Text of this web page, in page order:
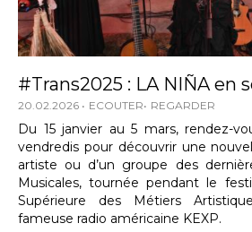
#Trans2025 : LA NIÑA en
20.02.2026 ECOUTER REGARDER
Du 15 janvier au 5 mars, rendez-
vendredis pour découvrir une
artiste ou d’un groupe des
Musicales, tournée pendant le
Supérieure des Métiers
fameuse radio américaine KEXP.